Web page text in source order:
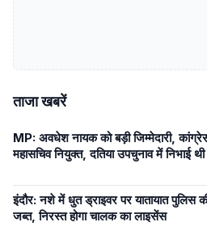
ताजा खबरें
MP: अवधेश नायक को बड़ी जिम्मेदारी,
महासचिव ​नियुक्त, दतिया उपचुनाव में निभाई
इंदौर: नशे में धुत ड्राइवर पर यातायात पुलिस
जब्त, निरस्त होगा चालक का लाइसेंस